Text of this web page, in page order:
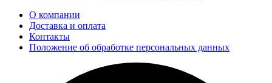
О компании
Доставка и оплата
Контакты
Положение об обработке персональных данных